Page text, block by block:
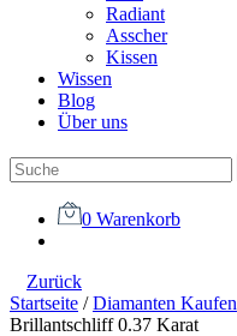
Radiant
Asscher
Kissen
Wissen
Blog
Über uns
0 Warenkorb
Zurück
Startseite /Diamanten Kaufen
Brillantschliff 0.37 Karat